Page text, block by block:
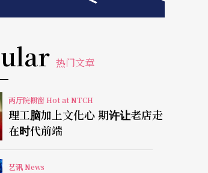
热门文章
两厅院橱窗 Hot at NTCH
理工脑加上文化心 期许让老店走
在时代前端
艺讯 News